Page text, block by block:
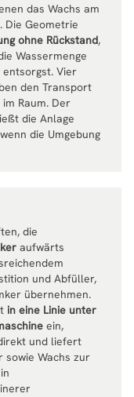
das Wachs am
Die Geometrie
ohne Rückstand,
Wassermenge
Vier
den Transport
Raum. Der
die Anlage
die Umgebung
die
aufwärts
und Abfüller,
übernehmen.
in eine Linie unter
ein,
und liefert
sowie Wachs zur